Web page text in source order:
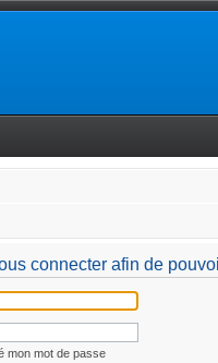
connecter afin de
mon mot de passe